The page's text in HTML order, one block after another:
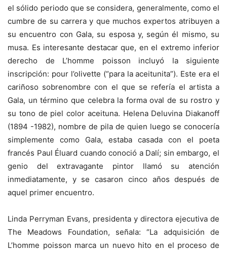
el sólido periodo que se considera, generalmente, como el
cumbre de su carrera y que muchos expertos atribuyen a
su encuentro con Gala, su esposa y, según él mismo, su
musa. Es interesante destacar que, en el extremo inferior
derecho de L’homme poisson incluyó la siguiente
inscripción: pour l’olivette (“para la aceitunita”). Este era el
cariñoso sobrenombre con el que se refería el artista a
Gala, un término que celebra la forma oval de su rostro y
su tono de piel color aceituna. Helena Deluvina Diakanoff
(1894 -1982), nombre de pila de quien luego se conocería
simplemente como Gala, estaba casada con el poeta
francés Paul Éluard cuando conoció a Dalí; sin embargo, el
genio del extravagante pintor llamó su atención
inmediatamente, y se casaron cinco años después de
aquel primer encuentro.
Linda Perryman Evans, presidenta y directora ejecutiva de
The Meadows Foundation, señala: “La adquisición de
L’homme poisson marca un nuevo hito en el proceso de